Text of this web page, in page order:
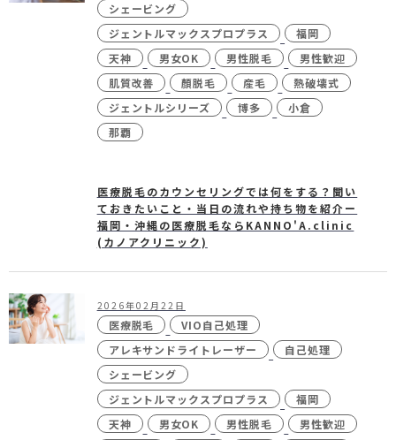
シェービング
ジェントルマックスプロプラス
福岡
天神
男女OK 男性脱毛
男性歓迎
肌質改善
顏脱毛 産毛
熱破壊式
ジェントルシリーズ
博多
小倉
那覇
医療脱毛のカウンセリングでは何をする？聞い
ておきたいこと・当日の流れや持ち物を紹介ー
福岡・沖縄の医療脱毛ならKANNO'A.clinic
(カノアクリニック)
2026年02月22日
医療脱毛
VIO自己処理
アレキサンドライトレーザー
自己処理
シェービング
ジェントルマックスプロプラス
福岡
天神
男女OK 男性脱毛 男性歓迎